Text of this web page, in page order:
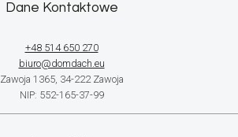
Dane Kontaktowe
+48 514 650 270
biuro@domdach.eu
Zawoja 1365, 34-222 Zawoja
NIP: 552-165-37-99